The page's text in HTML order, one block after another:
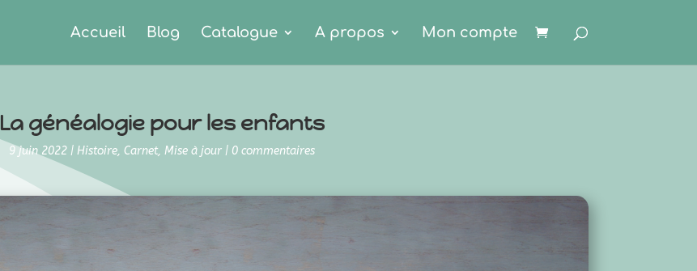
Accueil Blog Catalogue A propos Mon compte
La généalogie pour les enfants
9 juin 2022| Histoire, Carnet, Mise à jour| 0 commentaires